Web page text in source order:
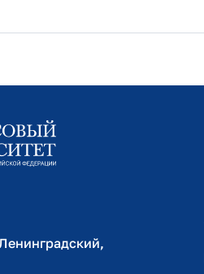
портал
комплекс